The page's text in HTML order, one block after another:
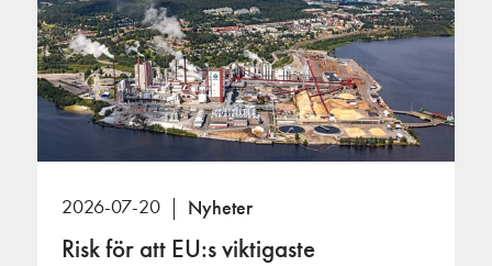
2026-07-20 Nyheter
Risk för att EU:s viktigaste